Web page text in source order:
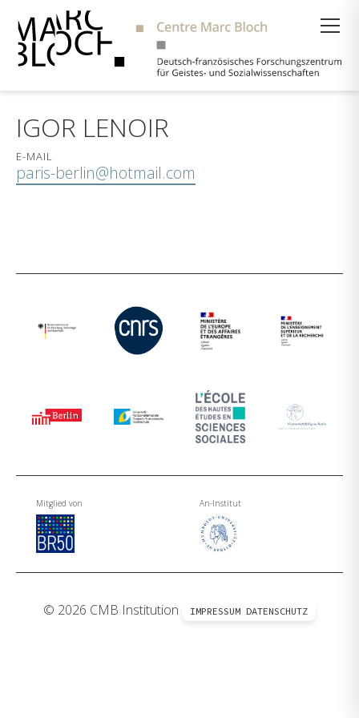
IGOR LENOIR
E-MAIL
paris-berlin@hotmail.com
Mitglied von An-Institut
© 2026 CMB Institution IMPRESSUM DATENSCHUTZ